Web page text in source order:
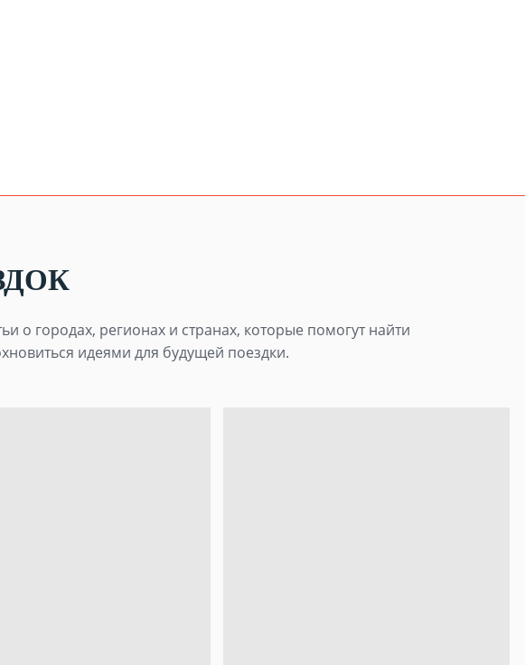
о городах, регионах и странах, которые помогут найти
идеями для будущей поездки.